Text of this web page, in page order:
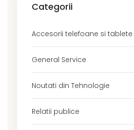
Categorii
Accesorii telefoane si tablete
General Service
Noutati din Tehnologie
Relatii publice